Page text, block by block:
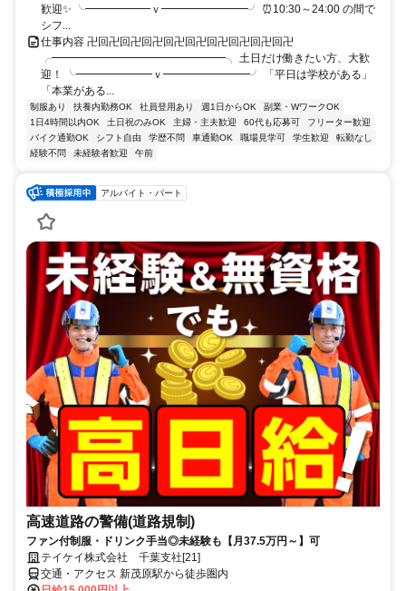
歓迎✨ ╰━━━━━━ｖ━━━━━━━━╯ ⏰10:30～24:00 の間で
シフ...
仕事内容 卍回卍回卍回卍回卍回卍回卍回卍回卍回卍
╭━━━━━━━━━━━━━━━━╮ 土日だけ働きたい方、大歓
迎！ ╰━━━━━━━ｖ━━━━━━━━╯ 「平日は学校がある」
「本業がある...
制服あり 扶養内勤務OK 社員登用あり 週1日からOK
副業・WワークOK
1日4時間以内OK
土日祝のみOK 主婦・主夫歓迎 60代も応募可
フリーター歓迎
バイク通勤OK
シフト自由 学歴不問 車通勤OK 職場見学可 学生歓迎
転勤なし
経験不問
未経験者歓迎 午前
アルバイト・パート
高速道路の警備(道路規制)
ファン付制服・ドリンク手当◎未経験も【月37.5万円～】可
テイケイ株式会社 千葉支社[21]
交通・アクセス 新茂原駅から徒歩圏内